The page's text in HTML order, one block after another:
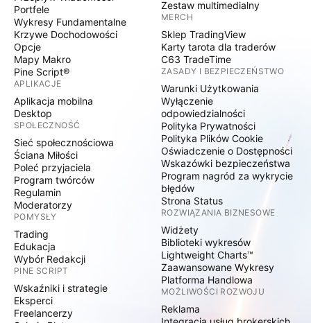
Portfele
Wykresy Fundamentalne
Krzywe Dochodowości
Opcje
Mapy Makro
Pine Script®
APLIKACJE
Aplikacja mobilna
Desktop
SPOŁECZNOŚĆ
Sieć społecznościowa
Ściana Miłości
Poleć przyjaciela
Program twórców
Regulamin
Moderatorzy
POMYSŁY
Trading
Edukacja
Wybór Redakcji
PINE SCRIPT
Wskaźniki i strategie
Eksperci
Freelancerzy
Zestaw multimedialny
MERCH
Sklep TradingView
Karty tarota dla traderów
C63 TradeTime
ZASADY I BEZPIECZEŃSTWO
Warunki Użytkowania
Wyłączenie
odpowiedzialności
Polityka Prywatności
Polityka Plików Cookie
Oświadczenie o Dostępności
Wskazówki bezpieczeństwa
Program nagród za wykrycie
błędów
Strona Status
ROZWIĄZANIA BIZNESOWE
Widżety
Biblioteki wykresów
Lightweight Charts™
Zaawansowane Wykresy
Platforma Handlowa
MOŻLIWOŚCI ROZWOJU
Reklama